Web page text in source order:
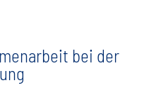
bei der